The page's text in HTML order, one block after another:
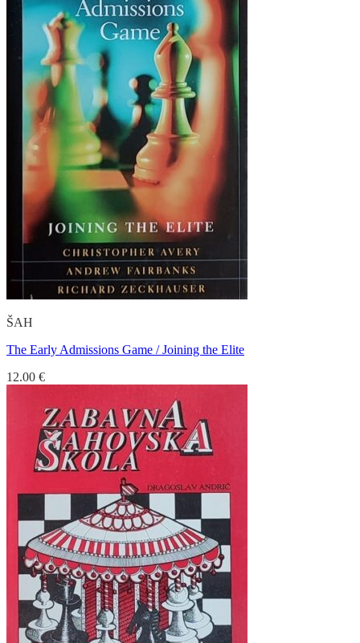
ŠAH
The Early Admissions Game / Joining the Elite
12.00 €